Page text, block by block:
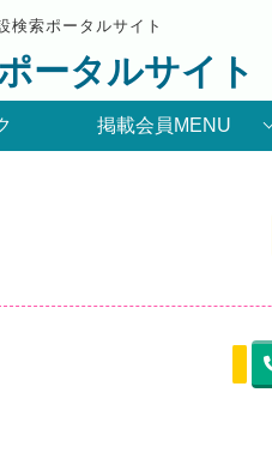
検索ポータルサイト
ータルサイト
掲載会員MENU